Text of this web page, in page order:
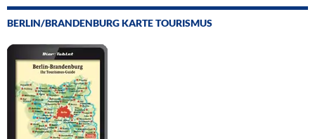
BERLIN/BRANDENBURG KARTE TOURISMUS